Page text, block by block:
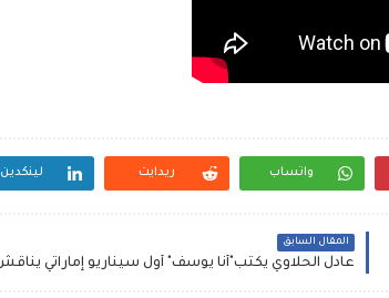
واتساب ريدايت لينكدين
المقال السابق